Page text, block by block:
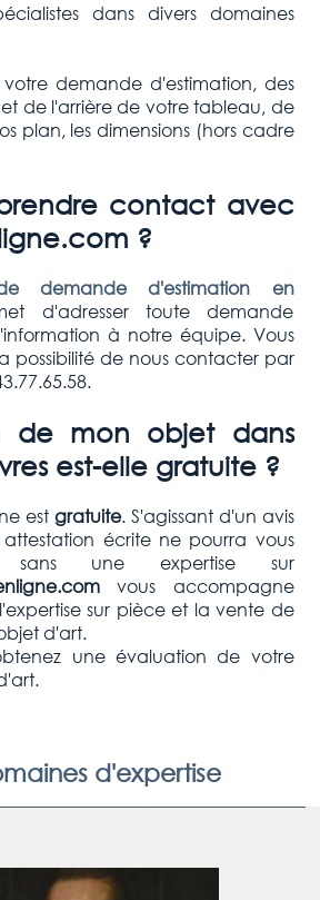
dans divers domaines
demande d'estimation, des
de l'arrière de votre tableau, de
plan, les dimensions (hors cadre
contact avec
?
demande d'estimation en
d'adresser toute demande
à notre équipe. Vous
possibilité de nous contacter par
de mon objet dans
est-elle gratuite ?
est gratuite. S'agissant d'un avis
écrite ne pourra vous
sans une expertise sur
vous accompagne
sur pièce et la vente de
d'art.
une évaluation de votre
d'expertise